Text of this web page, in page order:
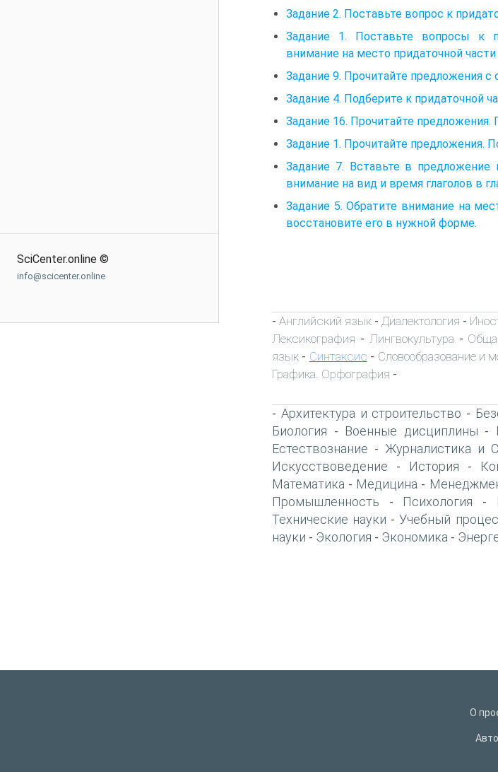
SciCenter.online ©
info@scicenter.online
Задание 2. Поставьте вопрос к
Задание 1. Поставьте вопросы к
внимание на место придаточной
Задание 9. Прочитайте предложения
Задание 4. Подберите к придаточной
Задание 16. Прочитайте предложения.
Задание 1. Прочитайте предложения.
Задание 7. Вставьте в
внимание на вид и время глаголов в
Задание 5. Обратите внимание на
восстановите его в нужной форме.
-Английский язык - Диалектология -
Лексикография - Лингвокультура -
язык - Синтаксис - Словообразование и
Графика. Орфография -
- Архитектура и строительство -
Биология - Военные дисциплины -
Естествознание - Журналистика и
Искусствоведение - История -
Математика - Медицина -
Промышленность - Психология -
Технические науки -Учебный
науки - Экология - Экономика -
О